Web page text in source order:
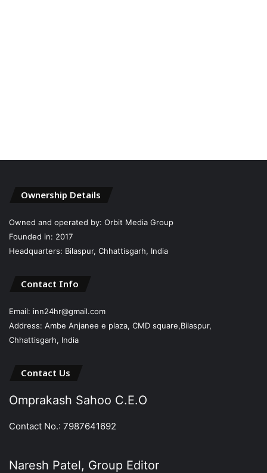
Ownership Details
Owned and operated by: Orbit Media Group
Founded in: 2017
Headquarters: Bilaspur, Chhattisgarh, India
Contact Info
Email: inn24hr@gmail.com
Address: Ambe Anjanee e plaza, CMD square,Bilaspur,
Chhattisgarh, India
Contact Us
Omprakash Sahoo C.E.O
Contact No.: 7987641692
Naresh Patel, Group Editor